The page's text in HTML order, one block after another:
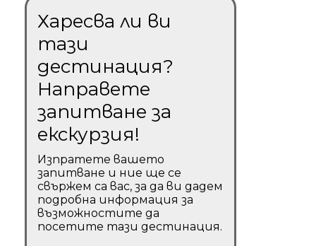
Харесва ли ви
тази
дестинация?
Направете
запитване за
екскурзия!
Изпратете вашето
запитване и ние ще се
свържем са вас, за да ви дадем
подробна информация за
възможностите да
посетите тази дестинация.